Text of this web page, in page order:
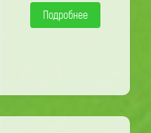
Подробнее